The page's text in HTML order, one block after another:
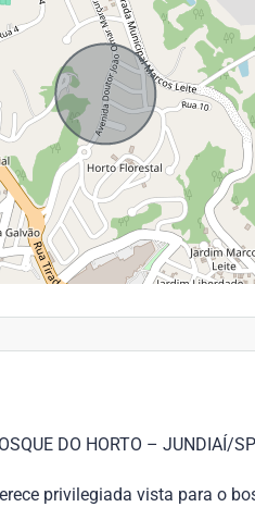
DO HORTO – JUNDIAÍ/SP
privilegiada vista para o